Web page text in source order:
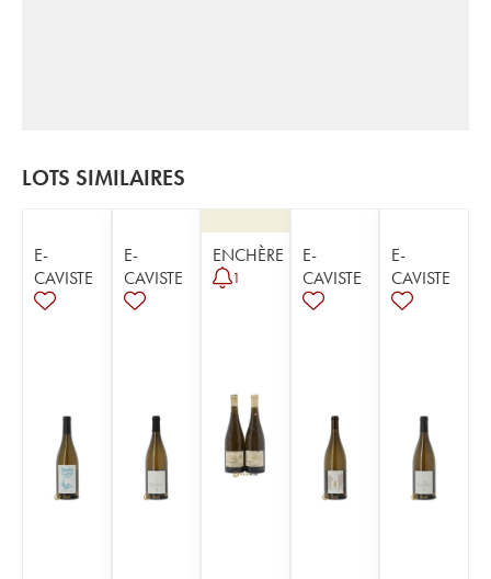
LOTS SIMILAIRES
E-
CAVISTE
E-
CAVISTE
ENCHÈRE
1
E-
CAVISTE
E-
CAVISTE